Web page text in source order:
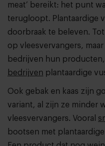
meat’ bereikt: het punt
terugloopt. Plantaardige
doorbraak te beleven.
op vleesvervangers,
bedrijven hun
bedrijven plantaardige
Ook gebak en kaas zijn
variant, al zijn ze minder
vleesvervangers. Vooral
bootsen met